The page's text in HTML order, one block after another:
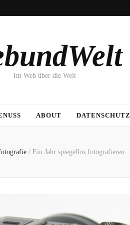
Im Web über die Welt
ABOUT DATENSCHUTZ
/ Ein Jahr spiegellos fotografieren